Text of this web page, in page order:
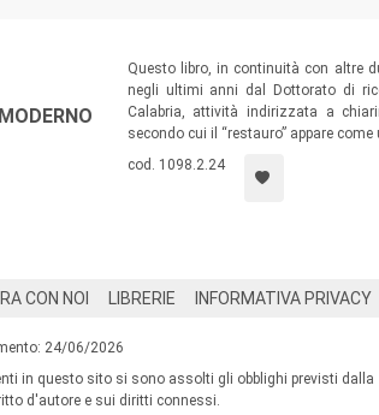
Questo libro, in continuità con altre
negli ultimi anni dal Dottorato di
Calabria, attività indirizzata a
secondo cui il “restauro” appare
cod. 1098.2.24
CON NOI LIBRERIE INFORMATIVA PRIVACY
24/06/2026
in questo sito si sono assolti gli obblighi previsti dalla
d'autore e sui diritti connessi.